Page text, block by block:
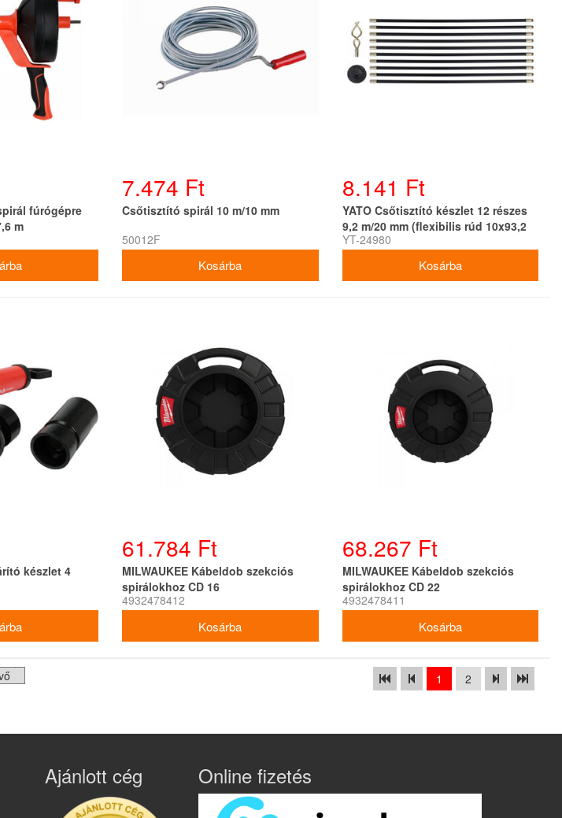
fúrógépre
m
7.474 Ft
Csőtisztító spirál 10 m/10 mm
50012F
8.141 Ft
YATO Csőtisztító készlet 12 részes
9,2 m/20 mm (flexibilis rúd 10x93,2
cm)
YT-24980
készlet 4
61.784 Ft
MILWAUKEE Kábeldob szekciós
spirálokhoz CD 16
4932478412
68.267 Ft
MILWAUKEE Kábeldob szekciós
spirálokhoz CD 22
4932478411
1 2
Ajánlott cég Online fizetés